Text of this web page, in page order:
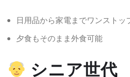
日用品から家電までワンストッ
夕食もそのまま外食可能
シニア世代